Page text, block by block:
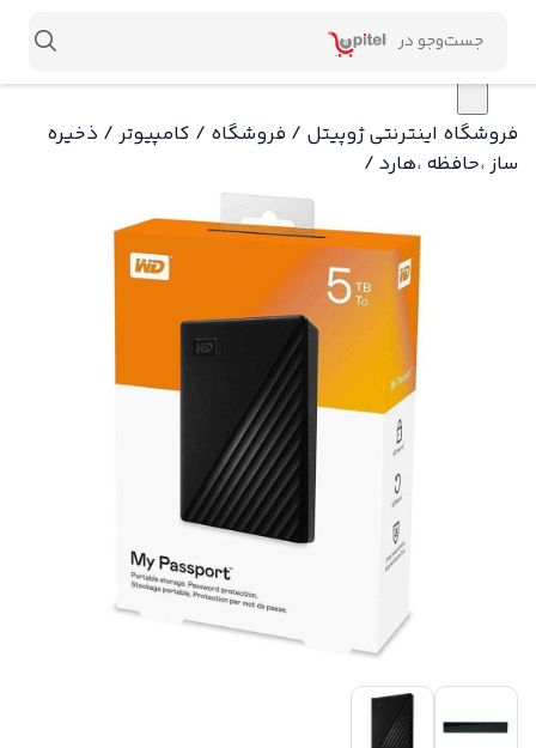
فروشگاه اینترنتی ژوپیتل / فروشگاه / کامپیوتر / ذخیره
ساز ،حافظه ،هارد /
×